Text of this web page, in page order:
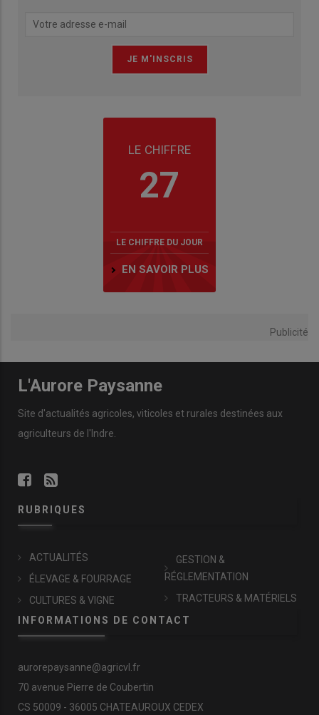
LE CHIFFRE
27
LE CHIFFRE DU JOUR
EN SAVOIR PLUS
Publicité
L'Aurore Paysanne
Site d'actualités agricoles, viticoles et rurales destinées aux
agriculteurs de l'Indre.
RUBRIQUES
ACTUALITÉS
ÉLEVAGE & FOURRAGE
CULTURES & VIGNE
GESTION &
RÉGLEMENTATION
TRACTEURS & MATÉRIELS
INFORMATIONS DE CONTACT
aurorepaysanne@agricvl.fr
70 avenue Pierre de Coubertin
CS 50009 - 36005 CHATEAUROUX CEDEX